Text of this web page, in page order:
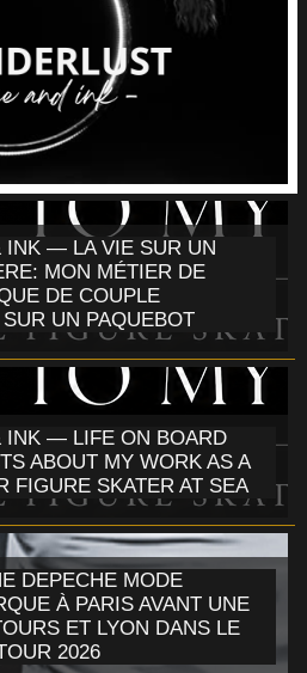
INK — LA VIE SUR UN
MON MÉTIER DE
DE COUPLE
UN PAQUEBOT
INK — LIFE ON BOARD
ABOUT MY WORK AS A
FIGURE SKATER AT SEA
DEPECHE MODE
À PARIS AVANT UNE
ET LYON DANS LE
2026